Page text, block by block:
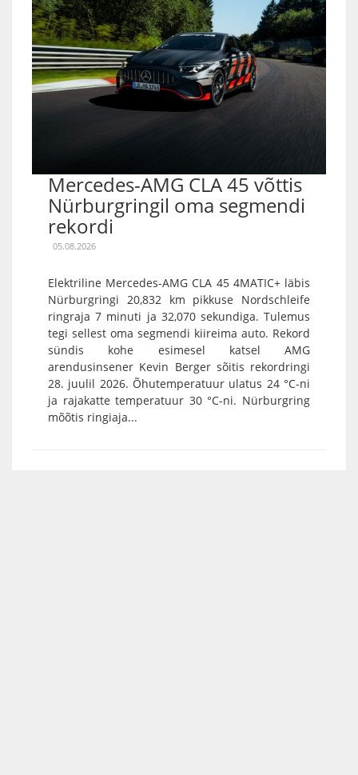
Mercedes-AMG CLA 45 võttis
Nürburgringil oma segmendi
rekordi
05.08.2026
Elektriline Mercedes-AMG CLA 45 4MATIC+ läbis
Nürburgringi 20,832 km pikkuse Nordschleife
ringraja 7 minuti ja 32,070 sekundiga. Tulemus
tegi sellest oma segmendi kiireima auto. Rekord
sündis kohe esimesel katsel AMG
arendusinsener Kevin Berger sõitis rekordringi
28. juulil 2026. Õhutemperatuur ulatus 24 °C-ni
ja rajakatte temperatuur 30 °C-ni. Nürburgring
mõõtis ringiaja...